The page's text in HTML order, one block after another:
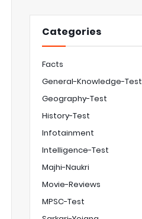
Categories
Facts
General-Knowledge-Test
Geography-Test
History-Test
Infotainment
Intelligence-Test
Majhi-Naukri
Movie-Reviews
MPSC-Test